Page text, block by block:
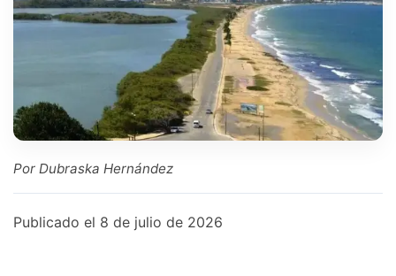
Por Dubraska Hernández
Publicado el 8 de julio de 2026